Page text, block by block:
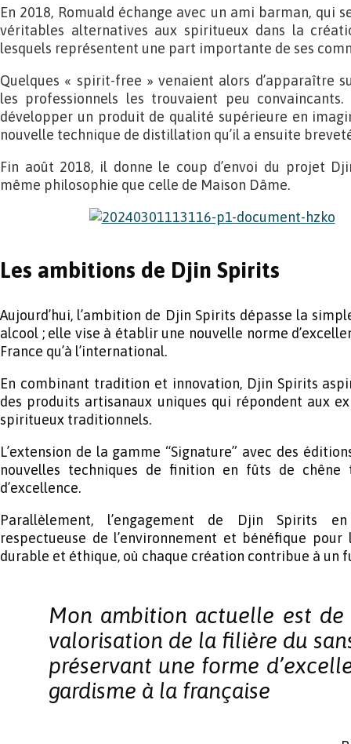
En 2018, Romuald échange avec un ami barman, qui
véritables alternatives aux spiritueux dans la
lesquels représentent une part importante de ses
Quelques « spirit-free » venaient alors d’apparaître
les professionnels les trouvaient peu
développer un produit de qualité supérieure en
nouvelle technique de distillation qu’il a ensuite
Fin août 2018, il donne le coup d’envoi du projet
même philosophie que celle de Maison Dâme.
Les ambitions de Djin Spirits
Aujourd’hui, l’ambition de Djin Spirits dépasse la
alcool ; elle vise à établir une nouvelle norme
France qu’à l’international.
En combinant tradition et innovation, Djin Spirits
des produits artisanaux uniques qui répondent aux
spiritueux traditionnels.
L’extension de la gamme “Signature” avec des
nouvelles techniques de finition en fûts de
d’excellence.
Parallèlement, l’engagement de Djin Spirits
respectueuse de l’environnement et bénéfique
durable et éthique, où chaque création contribue à un
Mon ambition actuelle est
valorisation de la filière du
préservant une forme
gardisme à la française